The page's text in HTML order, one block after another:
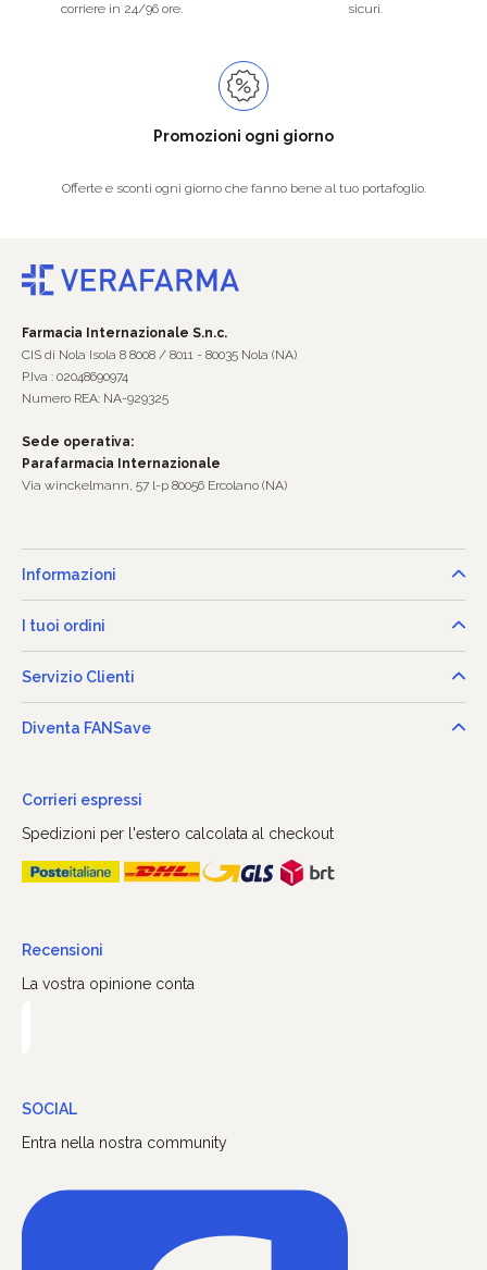
corriere in 24/96 ore.
sicuri.
Promozioni ogni giorno
Offerte e sconti ogni giorno che fanno bene al tuo portafoglio.
Farmacia Internazionale S.n.c.
CIS di Nola Isola 8 8008 / 8011 - 80035 Nola (NA)
P.Iva : 02048690974
Numero REA: NA-929325
Sede operativa:
Parafarmacia Internazionale
Via winckelmann, 57 l-p 80056 Ercolano (NA)
Informazioni
I tuoi ordini
Servizio Clienti
Diventa FANSave
Corrieri espressi
Spedizioni per l'estero calcolata al checkout
Recensioni
La vostra opinione conta
SOCIAL
Entra nella nostra community